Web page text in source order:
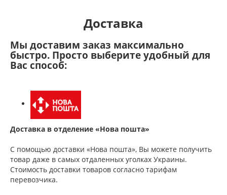
Доставка
Мы доставим заказ максимально
быстро. Просто выберите удобный для
Вас способ:
Доставка в отделение «Нова пошта»
С помощью доставки «Нова пошта», Вы можете получить
товар даже в самых отдаленных уголках Украины.
Стоимость доставки товаров согласно тарифам
перевозчика.